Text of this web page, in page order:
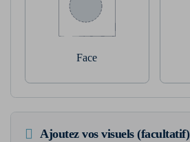
Face
Ajoutez vos visuels (facultatif)